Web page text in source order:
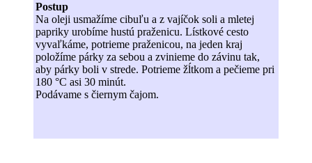
Postup
Na oleji usmažíme cibuľu a z vajíčok soli a mletej
papriky urobíme hustú praženicu. Lístkové cesto
vyvaľkáme, potrieme praženicou, na jeden kraj
položíme párky za sebou a zvinieme do závinu tak,
aby párky boli v strede. Potrieme žĺtkom a pečieme pri
180 °C asi 30 minút.
Podávame s čiernym čajom.